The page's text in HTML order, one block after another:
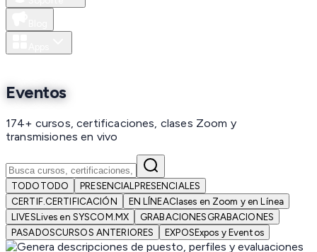
Eventos
174+ cursos, certificaciones, clases Zoom y
transmisiones en vivo
TODOTODO PRESENCIALPRESENCIALES
CERTIF. CERTIFICACIÓN EN LÍNEAClases en Zoom y en Línea
LIVESLives en SYSCOM.MX GRABACIONESGRABACIONES
PASADOSCURSOS ANTERIORES EXPOSExpos y Eventos